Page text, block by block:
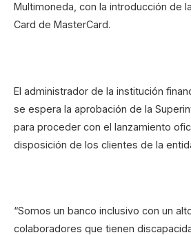
Multimoneda, con la introducción de
Card de MasterCard.
El administrador de la institución
se espera la aprobación de la
para proceder con el lanzamiento
disposición de los clientes de la
“Somos un banco inclusivo con un
colaboradores que tienen